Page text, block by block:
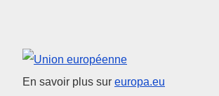
Union européenne
En savoir plus sur europa.eu